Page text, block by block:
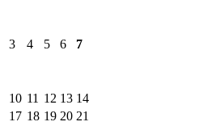
3 4 5 6 7
10 11 12 13 14
17 18 19 20 21